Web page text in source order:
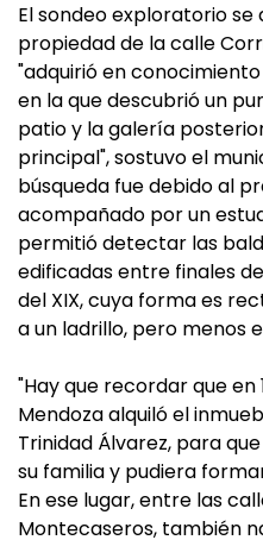
El sondeo exploratorio se
propiedad de la calle
"adquirió en
en la que descubrió un
patio y la galería
principal", sostuvo el
búsqueda fue debido al
acompañado por un
permitió detectar las
edificadas entre finales
del XIX, cuya forma es
a un ladrillo, pero menos
"Hay que recordar que en
Mendoza alquiló el
Trinidad Álvarez, para
su familia y pudiera
En ese lugar, entre las
Montecaseros, también